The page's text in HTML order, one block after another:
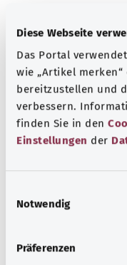
Diese Webseite
Das Portal
wie „Artikel
bereitzustellen und
verbessern.
finden Sie in den
Einstellungen der
Notwendig
Präferenzen
Kaynak
The explanations of
the non-profit
gemeinnützige
Health (BMG).